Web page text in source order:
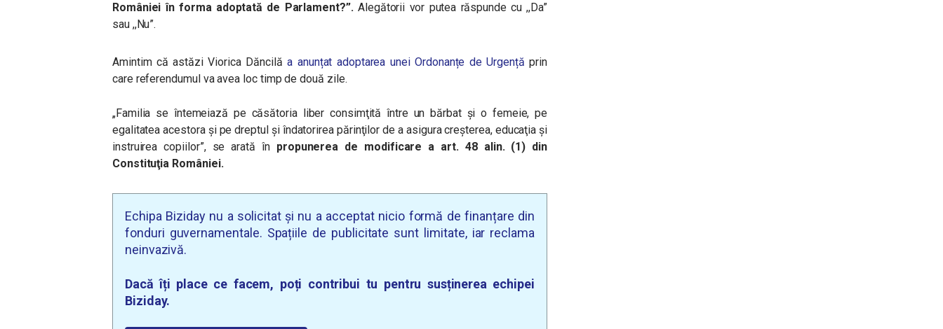
României în forma adoptată de Parlament?”. Alegătorii vor putea răspunde cu ,,Da”
sau ,,Nu”.
Amintim că astăzi Viorica Dăncilă a anunțat adoptarea unei Ordonanțe de Urgență prin
care referendumul va avea loc timp de două zile.
„Familia se întemeiază pe căsătoria liber consimţită între un bărbat şi o femeie, pe
egalitatea acestora şi pe dreptul şi îndatorirea părinţilor de a asigura creşterea, educaţia şi
instruirea copiilor”, se arată în propunerea de modificare a art. 48 alin. (1) din
Constituţia României.
Echipa Biziday nu a solicitat și nu a acceptat nicio formă de finanțare din
fonduri guvernamentale. Spațiile de publicitate sunt limitate, iar reclama
neinvazivă.
Dacă îți place ce facem, poți contribui tu pentru susținerea echipei
Biziday.